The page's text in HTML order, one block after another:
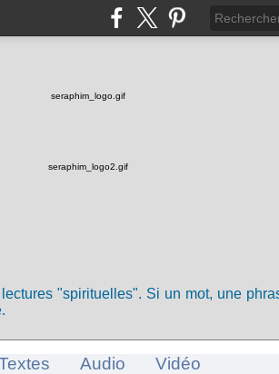
"spirituelles". Si un mot, une
Audio Vidéo